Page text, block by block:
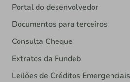
Portal do desenvolvedor
Documentos para terceiros
Consulta Cheque
Extratos da Fundeb
Leilões de Créditos Emergenciais